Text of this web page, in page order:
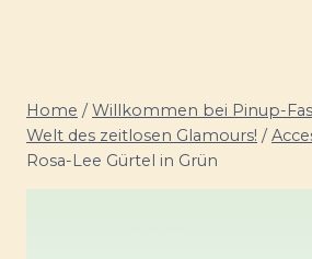
Home / Willkommen bei Pinup-
Welt des zeitlosen Glamours! /
Rosa-Lee Gürtel in Grün